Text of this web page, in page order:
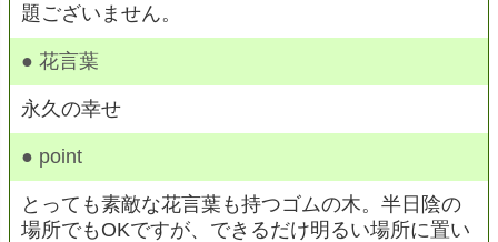
題ございません。
● 花言葉
永久の幸せ
● point
とっても素敵な花言葉も持つゴムの木。半日陰の
場所でもOKですが、できるだけ明るい場所に置い